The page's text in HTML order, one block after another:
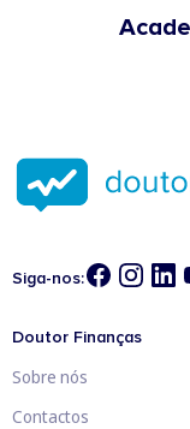
Siga-nos:
Doutor Finanças
Sobre nós
Contactos